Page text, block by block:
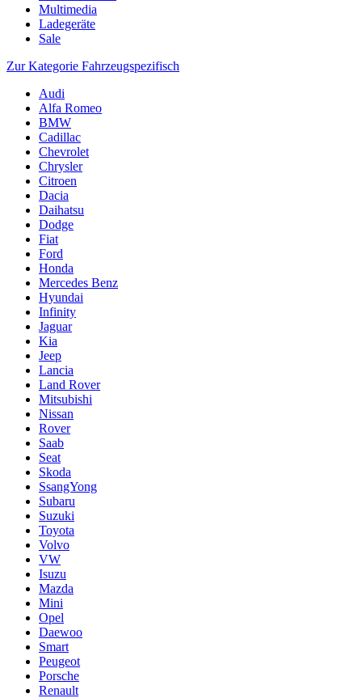
Multimedia
Ladegeräte
Sale
Zur Kategorie Fahrzeugspezifisch
Audi
Alfa Romeo
BMW
Cadillac
Chevrolet
Chrysler
Citroen
Dacia
Daihatsu
Dodge
Fiat
Ford
Honda
Mercedes Benz
Hyundai
Infinity
Jaguar
Kia
Jeep
Lancia
Land Rover
Mitsubishi
Nissan
Rover
Saab
Seat
Skoda
SsangYong
Subaru
Suzuki
Toyota
Volvo
VW
Isuzu
Mazda
Mini
Opel
Daewoo
Smart
Peugeot
Porsche
Renault